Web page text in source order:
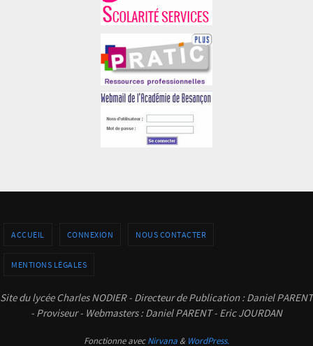
ACCUEIL CONNEXION NOUS CONTACTER
MENTIONS LÉGALES
Site du lycée Charles NODIER - Directeur de Publication : Daniel PARENT
- Proviseur - Webmasters : Daniel PARENT - Eric JOURDAN
Fonctionne avecNirvana & WordPress.